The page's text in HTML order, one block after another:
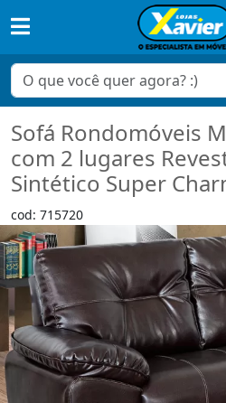
Sofá Rondomóveis
com 2 lugares
Sintético Super
cod: 715720